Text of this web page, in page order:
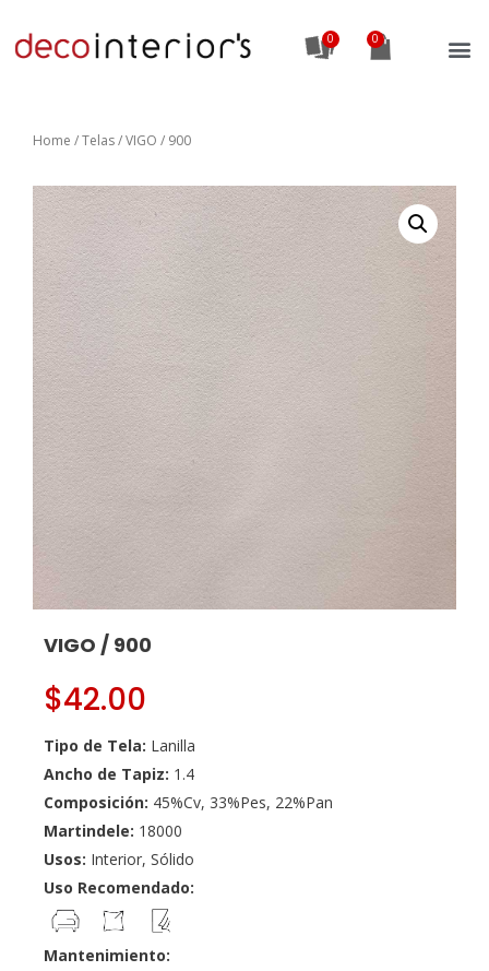
0
Home /Telas/ VIGO / 900
VIGO / 900
$42.00
Tipo de Tela: Lanilla
Ancho de Tapiz: 1.4
Composición: 45%Cv, 33%Pes, 22%Pan
Martindele: 18000
Usos: Interior, Sólido
Uso Recomendado:
Mantenimiento: